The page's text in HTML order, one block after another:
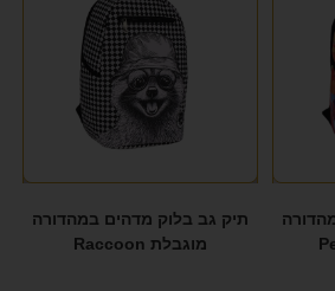
תיק גב בלוק מדהים במהדורה
מוגבלת Raccoon